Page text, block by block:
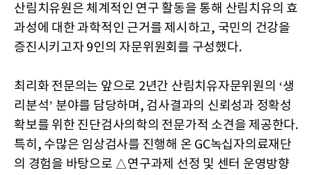
산림치유원은 체계적인 연구 활동을 통해 산림치유의 효
과성에 대한 과학적인 근거를 제시하고, 국민의 건강을
증진시키고자 9인의 자문위원회를 구성했다.
최리화 전문의는 앞으로 2년간 산림치유자문위원의 ‘생
리분석’ 분야를 담당하며, 검사결과의 신뢰성과 정확성
확보를 위한 진단검사의학의 전문가적 소견을 제공한다.
특히, 수많은 임상검사를 진행해 온 GC녹십자의료재단
의 경험을 바탕으로 △연구과제 선정 및 센터 운영방향